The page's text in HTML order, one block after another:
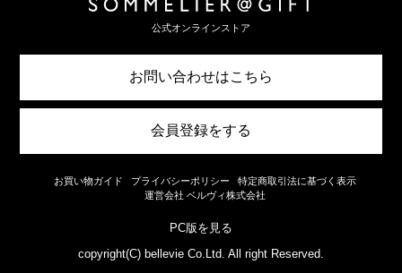
公式オンラインストア
お問い合わせはこちら
会員登録をする
お買い物ガイド プライバシーポリシー
特定商取引法に基づく表示
運営会社 ベルヴィ株式会社
PC版を見る
copyright(C) bellevie Co.Ltd. All right Reserved.